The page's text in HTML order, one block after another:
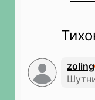
zoling